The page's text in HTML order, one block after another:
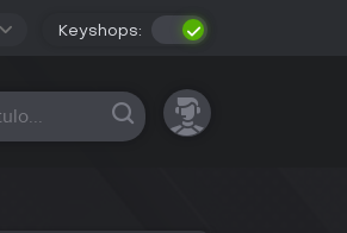
Keyshops: